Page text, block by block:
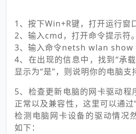
1、按下Win+R键，打开运行窗
2、输入cmd，打开命令提示符。
3、输入命令netsh wlan show
4、在出现的信息中，找到“承
显示为“是”，则说明你的电脑支
5、检查更新电脑的网卡驱动程
正常以及兼容性，这里可以通过
检测电脑网卡设备的驱动情况
如下：